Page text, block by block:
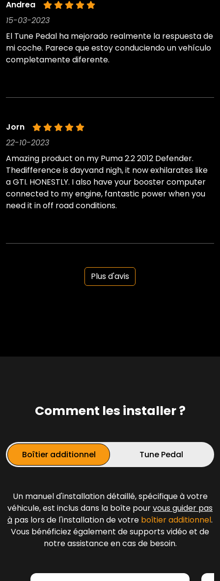
Andrea
15-03-2023
El Tune Pedal ha mejorado realmente la respuesta de
mi coche. Parece que estoy conduciendo un vehículo
completamente diferente.
Jorn
22-10-2023
Amazing product on my Puma 2.2 2012 Defender.
Thedifference is dayvand nigh, it now exhilarates like
a GTI. HONESTLY. I also have your booster computer
connected to my engine, fantastic power when you
need it in off road conditions.
Plus d'avis
Comment les installer ?
Boîtier additionnel Tune Pedal
Un manuel d'installation détaillé, spécifique à votre
véhicule, est inclus dans la boîte pourvous guider pas
à pas lors de l'installation de votre boîtier additionnel.
Vous bénéficiez également de supports vidéo et de
notre assistance en cas de besoin.